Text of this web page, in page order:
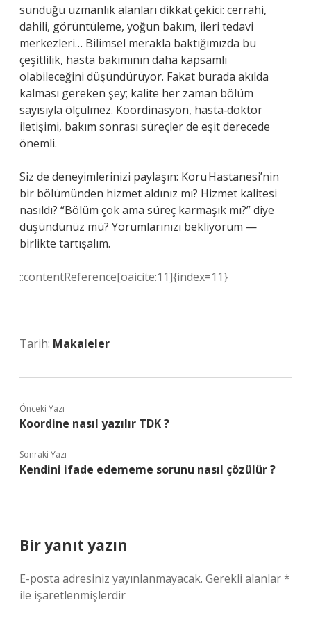
sunduğu uzmanlık alanları dikkat çekici: cerrahi,
dahili, görüntüleme, yoğun bakım, ileri tedavi
merkezleri… Bilimsel merakla baktığımızda bu
çeşitlilik, hasta bakımının daha kapsamlı
olabileceğini düşündürüyor. Fakat burada akılda
kalması gereken şey; kalite her zaman bölüm
sayısıyla ölçülmez. Koordinasyon, hasta‑doktor
iletişimi, bakım sonrası süreçler de eşit derecede
önemli.
Siz de deneyimlerinizi paylaşın: Koru Hastanesi’nin
bir bölümünden hizmet aldınız mı? Hizmet kalitesi
nasıldı? “Bölüm çok ama süreç karmaşık mı?” diye
düşündünüz mü? Yorumlarınızı bekliyorum —
birlikte tartışalım.
::contentReference[oaicite:11]{index=11}
Tarih: Makaleler
Önceki Yazı
Koordine nasıl yazılır TDK ?
Sonraki Yazı
Kendini ifade edememe sorunu nasıl çözülür ?
Bir yanıt yazın
E-posta adresiniz yayınlanmayacak. Gerekli alanlar*
ile işaretlenmişlerdir